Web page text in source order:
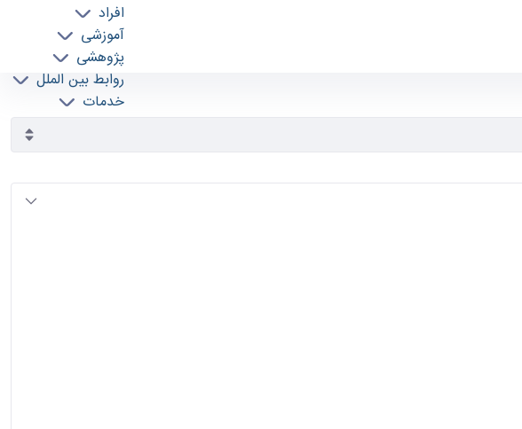
افراد
آموزشی
پژوهشی
روابط بین الملل
خدمات